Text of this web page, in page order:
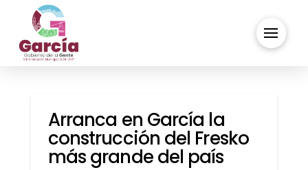
Arranca en García la
construcción del Fresko
más grande del país